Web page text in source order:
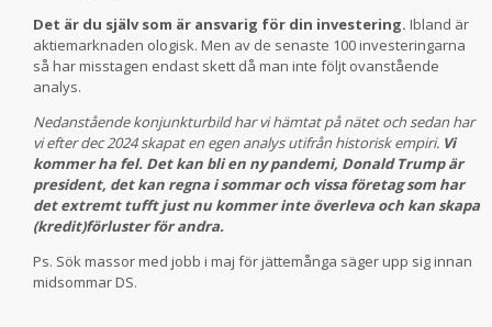
Det är du själv som är ansvarig för din investering. Ibland är
aktiemarknaden ologisk. Men av de senaste 100 investeringarna
så har misstagen endast skett då man inte följt ovanstående
analys.
Nedanstående konjunkturbild har vi hämtat på nätet och sedan har
vi efter dec 2024 skapat en egen analys utifrån historisk empiri. Vi
kommer ha fel. Det kan bli en ny pandemi, Donald Trump är
president, det kan regna i sommar och vissa företag som har
det extremt tufft just nu kommer inte överleva och kan skapa
(kredit)förluster för andra.
Ps. Sök massor med jobb i maj för jättemånga säger upp sig innan
midsommar DS.